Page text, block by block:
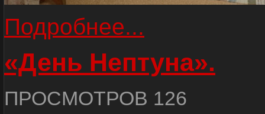
Подробнее...
«День Нептуна».
ПРОСМОТРОВ 126